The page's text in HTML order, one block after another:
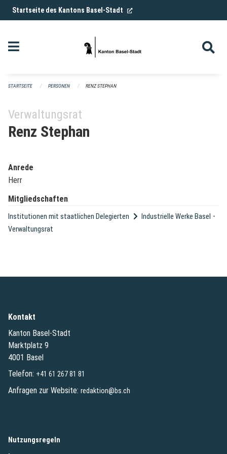
Navigation überspringen
Startseite des Kantons Basel-Stadt (External Link)
STARTSEITE PERSONEN RENZ STEPHAN
Verwaltungsrat
Renz Stephan
Anrede
Herr
Mitgliedschaften
Institutionen mit staatlichen Delegierten Industrielle Werke Basel -
Verwaltungsrat
Kontakt
Kanton Basel-Stadt
Marktplatz 9
4001 Basel
Telefon: +41 61 267 81 81
Anfragen zur Website: redaktion@bs.ch
Nutzungsregeln